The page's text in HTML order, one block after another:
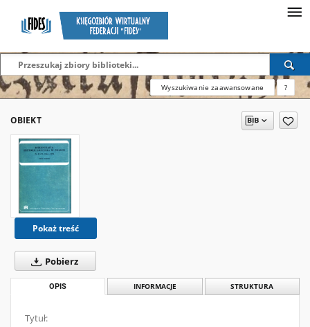
Wyszukiwanie zaawansowane ?
OBIEKT
Pokaż treść
Pobierz
OPIS INFORMACJE STRUKTURA
Tytuł: